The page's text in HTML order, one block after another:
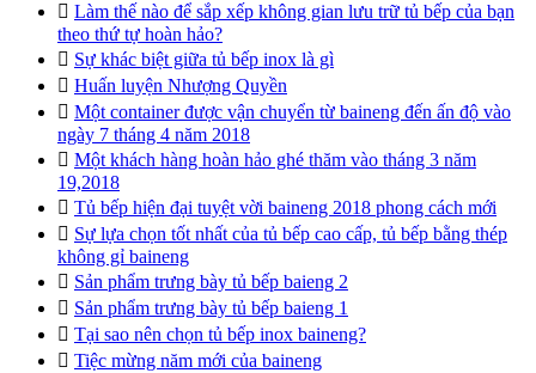
 Làm thế nào để sắp xếp không gian lưu trữ tủ bếp của bạn
theo thứ tự hoàn hảo?
 Sự khác biệt giữa tủ bếp inox là gì
 Huấn luyện Nhượng Quyền
 Một container được vận chuyển từ baineng đến ấn độ vào
ngày 7 tháng 4 năm 2018
 Một khách hàng hoàn hảo ghé thăm vào tháng 3 năm
19,2018
 Tủ bếp hiện đại tuyệt vời baineng 2018 phong cách mới
 Sự lựa chọn tốt nhất của tủ bếp cao cấp, tủ bếp bằng thép
không gỉ baineng
 Sản phẩm trưng bày tủ bếp baieng 2
 Sản phẩm trưng bày tủ bếp baieng 1
 Tại sao nên chọn tủ bếp inox baineng?
 Tiệc mừng năm mới của baineng